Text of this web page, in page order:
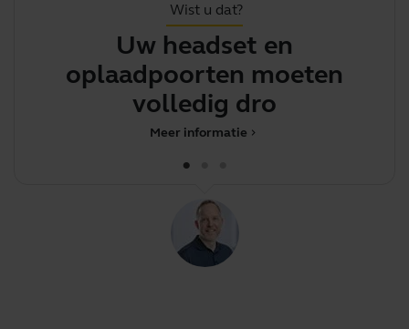
Wist u dat?
Uw headset en
oplaadpoorten moeten
volledig droog z
chevron_right
Meer informatie